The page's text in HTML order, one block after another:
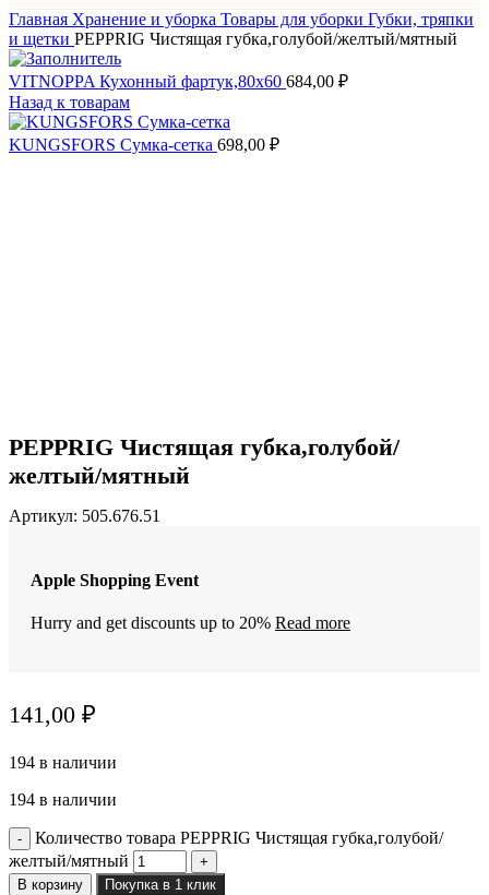
Главная Хранение и уборка Товары для уборки Губки, тряпки
и щетки PEPPRIG Чистящая губка,голубой/желтый/мятный
VITNOPPA Кухонный фартук,80х60 684,00 ₽
Назад к товарам
KUNGSFORS Сумка-сетка 698,00 ₽
PEPPRIG Чистящая губка,голубой/
желтый/мятный
Артикул: 505.676.51
Apple Shopping Event
Hurry and get discounts up to 20% Read more
141,00 ₽
194 в наличии
194 в наличии
Количество товара PEPPRIG Чистящая губка,голубой/
желтый/мятный
В корзину Покупка в 1 клик